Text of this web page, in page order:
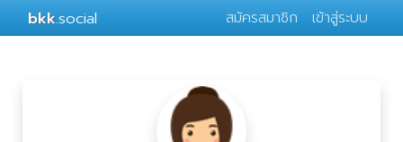
bkk.social สมัครสมาชิก เข้าสู่ระบบ